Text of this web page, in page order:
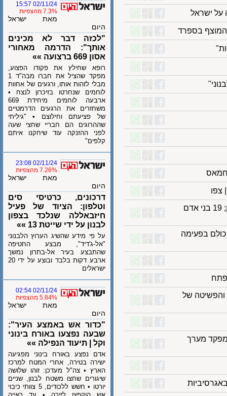
ישראל
בספרד
דיווח: כוח קומנדו ימי ישראלי "שבה" מחבל חיזבאללה בעומק לבנון; 19 בני אדם
בפעימה
והפשיטה של
מערך
02/11/24 15:57
7.3% מהצפיות
מאת ישראל
היום
"לכזה דבר לא מכינים
אותך": הדרמה מאחורי
אסון 669 ברצועה »»
רופא שחילץ את פקודו הפצוע,
מפקד שהציל את חברו מבה"ד 1
מבלי לזהות אותו, ורגעים של אחוות
לוחמים שנחרטו בזיכרון לנצח •
ארבעה לוחמים מיחידת 669
משחזרים את הרגעים הדרמטיים
של פציעתם וחילוצם • "גיליתי
שההרוגים הם חבריי שחצי שעה
לפני ההזנקה עוד שיחקנו איתם
קלפים"
02/11/24 23:08
7.26% מהצפיות
מאת ישראל
היום
דרכונים, כרטיסי סים
וטלפון: הציוד של פעיל
חיזבאללה שנלכד בצפון
לבנון על ידי שייטת 13 »»
על פי מידע שהשיג הערוץ הלבנוני
"אל-ג'דיד", מבצע החטיפה
שהתבצע בעיר אל-בתרון נמשך
ארבע דקות בלבד ובוצע על ידי 20
ישראלים
02/11/24 02:54
5.84% מהצפיות
מאת ישראל
היום
"כדור אש באמצע העיר":
שבעה נפצעו באורח בינוני
וקל | תיעוד הנפילה »»
אדם נפצע באורח בינוני מפגיעה
ישירה בטירה, אחרי המטח למרכז
הארץ • צה"ל מעדכן: זוהו שלושה
שיגורים שחצו משטח לבנון, שניים
יורטו • חשש ללכודים, 5 צוותי כיבוי